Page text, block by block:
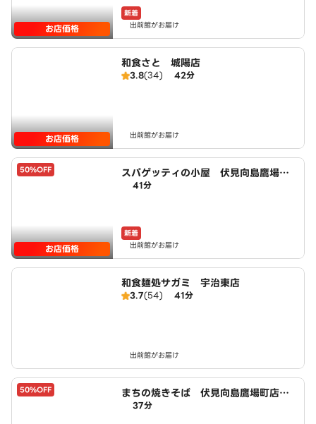
お店価格
新着
出前館がお届け
お店価格
和食さと 城陽店
3.8(34) 42分
出前館がお届け
50%OFF
お店価格
スパゲッティの小屋 伏見向島鷹場町
店 powered by LAWSON
41分
新着
出前館がお届け
和食麺処サガミ 宇治東店
3.7(54) 41分
出前館がお届け
50%OFF
まちの焼きそば 伏見向島鷹場町店 p
owered by LAWSON
37分